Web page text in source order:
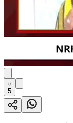
5